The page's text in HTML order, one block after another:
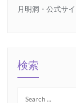
月明洞・公式サイ
検索